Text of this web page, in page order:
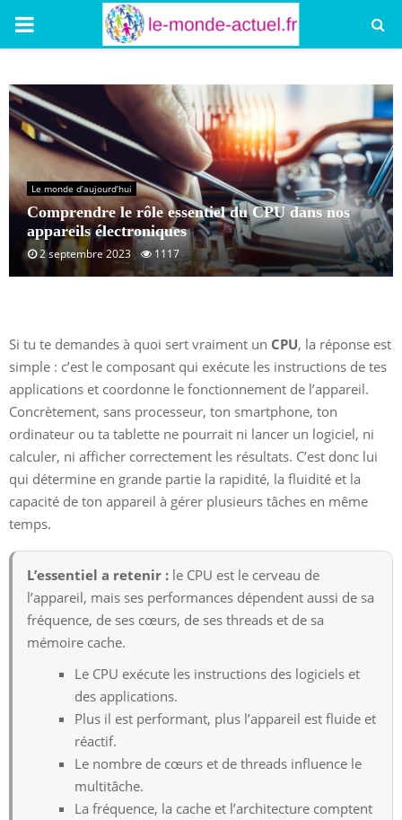
PRIMARY
Le monde d’aujourd’hui
Comprendre le rôle essentiel du CPU dans nos
appareils électroniques
2 septembre 2023 1117
Si tu te demandes à quoi sert vraiment un CPU, la réponse est
simple : c’est le composant qui exécute les instructions de tes
applications et coordonne le fonctionnement de l’appareil.
Concrètement, sans processeur, ton smartphone, ton
ordinateur ou ta tablette ne pourrait ni lancer un logiciel, ni
calculer, ni afficher correctement les résultats. C’est donc lui
qui détermine en grande partie la rapidité, la fluidité et la
capacité de ton appareil à gérer plusieurs tâches en même
temps.
L’essentiel a retenir : le CPU est le cerveau de
l’appareil, mais ses performances dépendent aussi de sa
fréquence, de ses cœurs, de ses threads et de sa
mémoire cache.
Le CPU exécute les instructions des logiciels et
des applications.
Plus il est performant, plus l’appareil est fluide et
réactif.
Le nombre de cœurs et de threads influence le
multitâche.
La fréquence, la cache et l’architecture comptent